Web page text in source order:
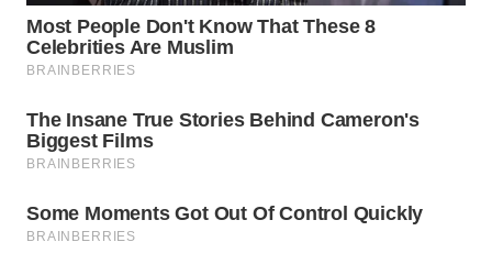
BOROBUDUR
WN
WN
WN